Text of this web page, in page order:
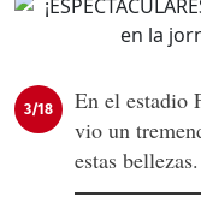
3/18
En el estadio
vio un
estas bellezas.